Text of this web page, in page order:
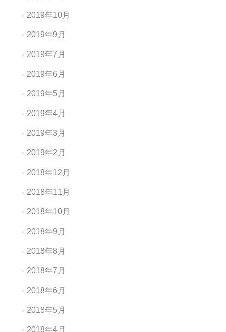
2019年10月
2019年9月
2019年7月
2019年6月
2019年5月
2019年4月
2019年3月
2019年2月
2018年12月
2018年11月
2018年10月
2018年9月
2018年8月
2018年7月
2018年6月
2018年5月
2018年4月